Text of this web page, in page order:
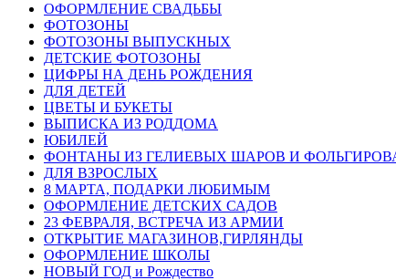
ОФОРМЛЕНИЕ СВАДЬБЫ
ФОТОЗОНЫ
ФОТОЗОНЫ ВЫПУСКНЫХ
ДЕТСКИЕ ФОТОЗОНЫ
ЦИФРЫ НА ДЕНЬ РОЖДЕНИЯ
ДЛЯ ДЕТЕЙ
ЦВЕТЫ И БУКЕТЫ
ВЫПИСКА ИЗ РОДДОМА
ЮБИЛЕЙ
ФОНТАНЫ ИЗ ГЕЛИЕВЫХ ШАРОВ И
ДЛЯ ВЗРОСЛЫХ
8 МАРТА, ПОДАРКИ ЛЮБИМЫМ
ОФОРМЛЕНИЕ ДЕТСКИХ САДОВ
23 ФЕВРАЛЯ, ВСТРЕЧА ИЗ АРМИИ
ОТКРЫТИЕ МАГАЗИНОВ,ГИРЛЯНДЫ
ОФОРМЛЕНИЕ ШКОЛЫ
НОВЫЙ ГОД и Рождество